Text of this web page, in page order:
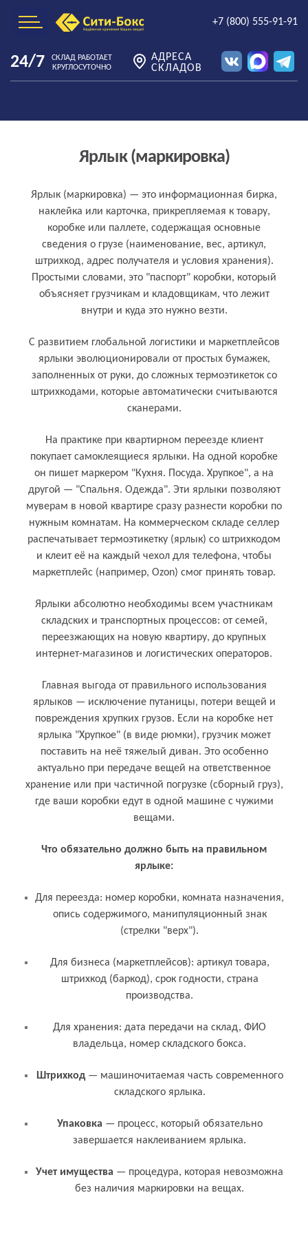
+7 (800) 555-91-91
24/7
СКЛАД РАБОТАЕТ
КРУГЛОСУТОЧНО
АДРЕСА
СКЛАДОВ
Ярлык (маркировка)
Что такое ярлык (маркировка) простыми
словами
Ярлык (маркировка) — это информационная бирка,
наклейка или карточка, прикрепляемая к товару,
коробке или паллете, содержащая основные
сведения о грузе (наименование, вес, артикул,
штрихкод, адрес получателя и условия хранения).
Простыми словами, это "паспорт" коробки, который
объясняет грузчикам и кладовщикам, что лежит
внутри и куда это нужно везти.
С развитием глобальной логистики и маркетплейсов
ярлыки эволюционировали от простых бумажек,
заполненных от руки, до сложных термоэтикеток со
штрихкодами, которые автоматически считываются
сканерами.
На практике при квартирном переезде клиент
покупает самоклеящиеся ярлыки. На одной коробке
он пишет маркером "Кухня. Посуда. Хрупкое", а на
другой — "Спальня. Одежда". Эти ярлыки позволяют
муверам в новой квартире сразу разнести коробки по
нужным комнатам. На коммерческом складе селлер
распечатывает термоэтикетку (ярлык) со штрихкодом
и клеит её на каждый чехол для телефона, чтобы
маркетплейс (например, Ozon) смог принять товар.
Кому и для чего нужен ярлык (маркировка)
Ярлыки абсолютно необходимы всем участникам
складских и транспортных процессов: от семей,
переезжающих на новую квартиру, до крупных
интернет-магазинов и логистических операторов.
Главная выгода от правильного использования
ярлыков — исключение путаницы, потери вещей и
повреждения хрупких грузов. Если на коробке нет
ярлыка "Хрупкое" (в виде рюмки), грузчик может
поставить на неё тяжелый диван. Это особенно
актуально при передаче вещей на ответственное
хранение или при частичной погрузке (сборный груз),
где ваши коробки едут в одной машине с чужими
вещами.
Что обязательно должно быть на правильном
ярлыке:
Для переезда: номер коробки, комната назначения,
опись содержимого, манипуляционный знак
(стрелки "верх").
Для бизнеса (маркетплейсов): артикул товара,
штрихкод (баркод), срок годности, страна
производства.
Для хранения: дата передачи на склад, ФИО
владельца, номер складского бокса.
Связанные термины и понятия
Штрихкод — машиночитаемая часть современного
складского ярлыка.
Упаковка — процесс, который обязательно
завершается наклеиванием ярлыка.
Учет имущества — процедура, которая невозможна
без наличия маркировки на вещах.